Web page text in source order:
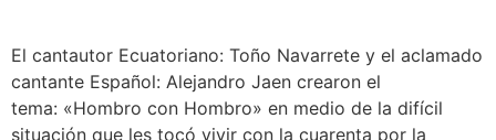
El cantautor Ecuatoriano: Toño Navarrete y el aclamado
cantante Español: Alejandro Jaen crearon el
tema: «Hombro con Hombro» en medio de la difícil
situación que les tocó vivir con la cuarenta por la